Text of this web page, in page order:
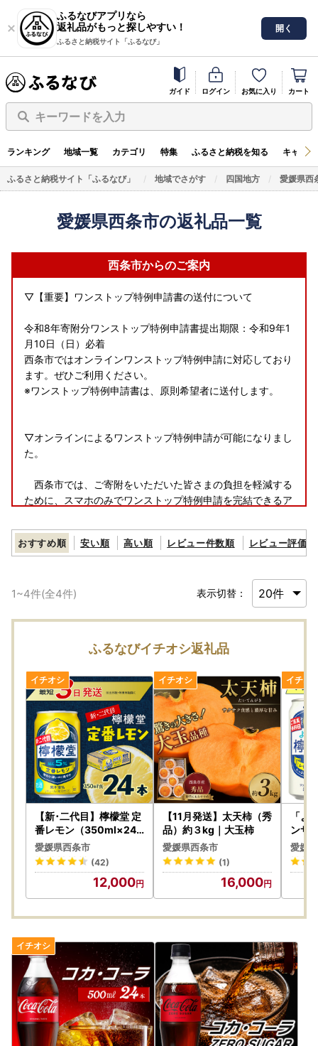
ふるなびアプリなら
返礼品がもっと探しやすい！
ふるさと納税サイト「ふるなび」
開く
ガイド ログイン お気に入り カート
キーワードを入力
ランキング 地域一覧 カテゴリ 特集 ふるさと納税を知る キャン
ふるさと納税サイト「ふるなび」 地域でさがす 四国地方 愛媛県西
愛媛県西条市の返礼品一覧
西条市からのご案内
▽【重要】ワンストップ特例申請書の送付について
令和8年寄附分ワンストップ特例申請書提出期限：令和9年1
月10日（日）必着
西条市ではオンラインワンストップ特例申請に対応しており
ます。ぜひご利用ください。
※ワンストップ特例申請書は、原則希望者に送付します。
▽オンラインによるワンストップ特例申請が可能になりまし
た。
西条市では、ご寄附をいただいた皆さまの負担を軽減する
ために、スマホのみでワンストップ特例申請を完結できるア
「ふるまど」を併せてご利用いただくことで、煩わしい書類
の送付が、オンラインで完結できる、大変便利なサービスと
おすすめ順 安い順 高い順 レビュー件数順 レビュー評価順
1~4件(全4件) 表示切替：
ふるなびイチオシ返礼品
【新･二代目】檸檬堂 定
番レモン（350ml×24
本）｜レモンサワー チ
ューハイ
愛媛県西条市
(42)
12,000
【11月発送】太天柿（秀
品）約３kg｜大玉柿
愛媛県西条市
(1)
16,000
「よ
ンサ
アル
4本
ル飲
愛媛